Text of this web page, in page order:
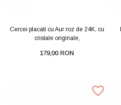
Cercei placati cu Aur roz de 24K, cu
cristale originale,
179,00 RON